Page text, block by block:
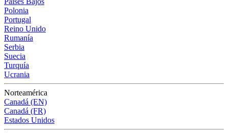
Polonia
Portugal
Reino Unido
Rumanía
Serbia
Suecia
Turquía
Ucrania
Norteamérica
Canadá (EN)
Canadá (FR)
Estados Unidos